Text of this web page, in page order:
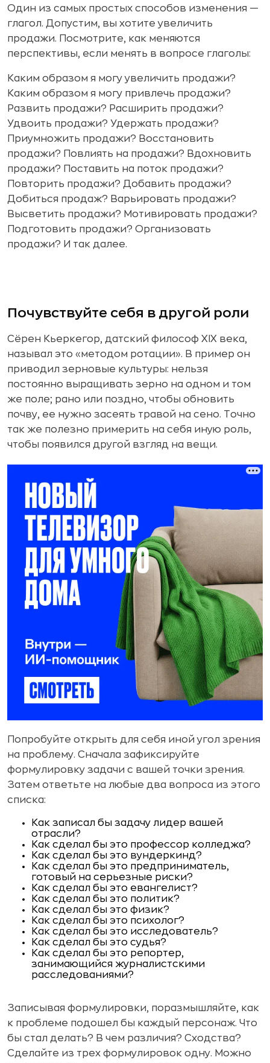
Один из самых простых способов изменения —
глагол. Допустим, вы хотите увеличить
продажи. Посмотрите, как меняются
перспективы, если менять в вопросе глаголы:
Каким образом я могу увеличить продажи?
Каким образом я могу привлечь продажи?
Развить продажи? Расширить продажи?
Удвоить продажи? Удержать продажи?
Приумножить продажи? Восстановить
продажи? Повлиять на продажи? Вдохновить
продажи? Поставить на поток продажи?
Повторить продажи? Добавить продажи?
Добиться продаж? Варьировать продажи?
Высветить продажи? Мотивировать продажи?
Подготовить продажи? Организовать
продажи? И так далее.
Почувствуйте себя в другой роли
Сёрен Кьеркегор, датский философ XIX века,
называл это «методом ротации». В пример он
приводил зерновые культуры: нельзя
постоянно выращивать зерно на одном и том
же поле; рано или поздно, чтобы обновить
почву, ее нужно засеять травой на сено. Точно
так же полезно примерить на себя иную роль,
чтобы появился другой взгляд на вещи.
Попробуйте открыть для себя иной угол зрения
на проблему. Сначала зафиксируйте
формулировку задачи с вашей точки зрения.
Затем ответьте на любые два вопроса из этого
списка:
Как записал бы задачу лидер вашей
отрасли?
Как сделал бы это профессор колледжа?
Как сделал бы это вундеркинд?
Как сделал бы это предприниматель,
готовый на серьезные риски?
Как сделал бы это евангелист?
Как сделал бы это политик?
Как сделал бы это физик?
Как сделал бы это психолог?
Как сделал бы это исследователь?
Как сделал бы это судья?
Как сделал бы это репортер,
занимающийся журналистскими
расследованиями?
Записывая формулировки, поразмышляйте, как
к проблеме подошел бы каждый персонаж. Что
бы стал делать? В чем различия? Сходства?
Сделайте из трех формулировок одну. Можно